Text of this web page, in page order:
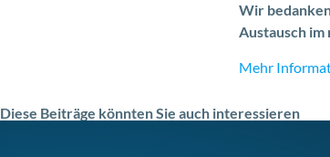
Wir
Austausch im
Mehr
Diese Beiträge könnten Sie auch interessieren